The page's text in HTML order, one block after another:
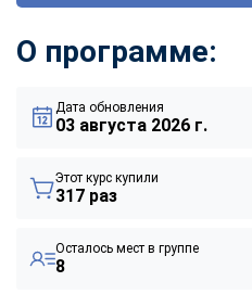
О программе:
Дата обновления
03 августа 2026 г.
Этот курс купили
317 раз
Осталось мест в группе
8